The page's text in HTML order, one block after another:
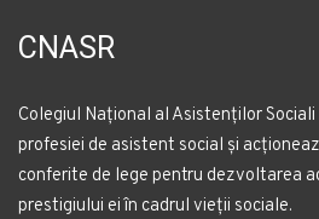
CNASR
Colegiul Național al Asistenților
profesiei de asistent social și
conferite de lege pentru dezvoltarea
prestigiului ei în cadrul vieții sociale.